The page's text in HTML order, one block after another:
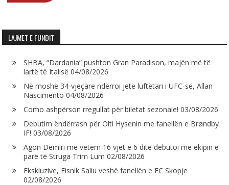
LAJMET E FUNDIT
SHBA, “Dardania” pushton Gran Paradison, majën më të
lartë të Italisë 04/08/2026
Në moshë 34-vjeçare ndërroi jetë luftëtari i UFC-së, Allan
Nascimento 04/08/2026
Como ashpërson rregullat për biletat sezonale! 03/08/2026
Debutim ëndërrash për Olti Hysenin me fanellën e Brøndby
IF! 03/08/2026
Agon Demiri me vetëm 16 vjet e 6 ditë debutoi me ekipin e
parë të Struga Trim Lum 02/08/2026
Ekskluzive, Fisnik Saliu veshë fanellën e FC Skopje
02/08/2026